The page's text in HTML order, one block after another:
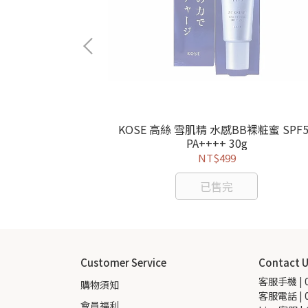
KOSE 高絲 雪肌精 水感BB裸粧蜜
PA++++ 30g
NT$499
已售完
Customer Service
購物須知
Contact
客服手機 |
客服電話 |